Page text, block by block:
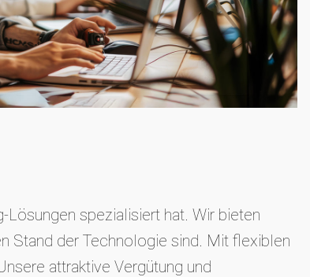
Lösungen spezialisiert hat. Wir bieten
Stand der Technologie sind. Mit flexiblen
attraktive Vergütung und